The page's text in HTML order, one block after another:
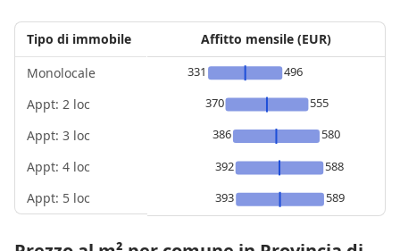
Tipo di immobile
Monolocale
Appt: 2 loc
Appt: 3 loc
Appt: 4 loc
Appt: 5 loc
Affitto mensile (EUR)
331
496
370
555
386
580
392
588
393
589